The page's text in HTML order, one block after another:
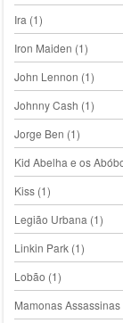
Ira (1)
Iron Maiden (1)
John Lennon (1)
Johnny Cash (1)
Jorge Ben (1)
Kid Abelha e os
Kiss(1)
Legião Urbana (1)
Linkin Park(1)
Lobão (1)
Mamonas Assassinas